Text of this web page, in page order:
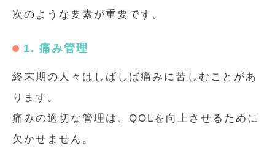
次のような要素が重要です。
1. 痛み管理
終末期の人々はしばしば痛みに苦しむことがあ
ります。
痛みの適切な管理は、QOLを向上させるために
欠かせません。